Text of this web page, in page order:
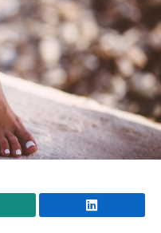
WhatsApp